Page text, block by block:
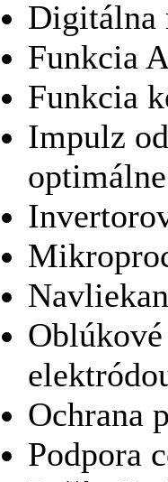
Digitálna
Funkcia
Funkcia
Impulz
Ochrana
Podpora